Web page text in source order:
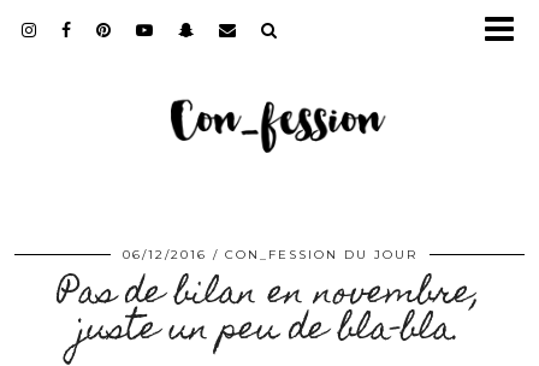
06/12/2016 CON_FESSION DU JOUR
Pas de bilan en novembre,
juste un peu de bla-bla.